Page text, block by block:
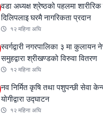
वडा अध्यक्ष श्रेष्ठको पहलमा
दिलिपलाइ घरमै नागरिकता प्रदान
१२ महिना अघि
स्वर्गद्वारी नगरपालिका ३ मा
समुहद्वारा श्रीखण्डको विरुवा वितरण
१२ महिना अघि
नव निर्मित कृषि तथा पशुपन्छी सेवा
योगीद्वारा उद्घाटन
१२ महिना अघि